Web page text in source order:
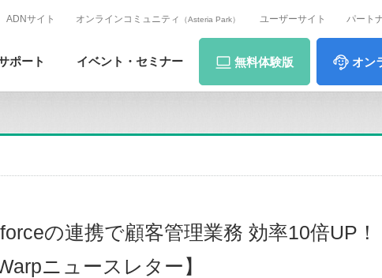
ADNサイト オンラインコミュニティ （Asteria Park） ユーザーサイト パート
ポート イベント・ セミナー 無料体験版 オン
の連携で顧客管理業務 効率10倍UP！
ニュースレター】